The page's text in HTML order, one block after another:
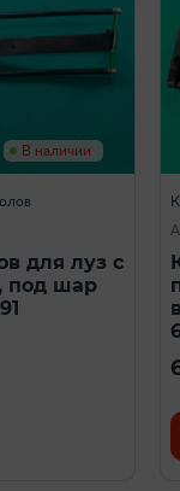
В наличии
для луз с
под шар